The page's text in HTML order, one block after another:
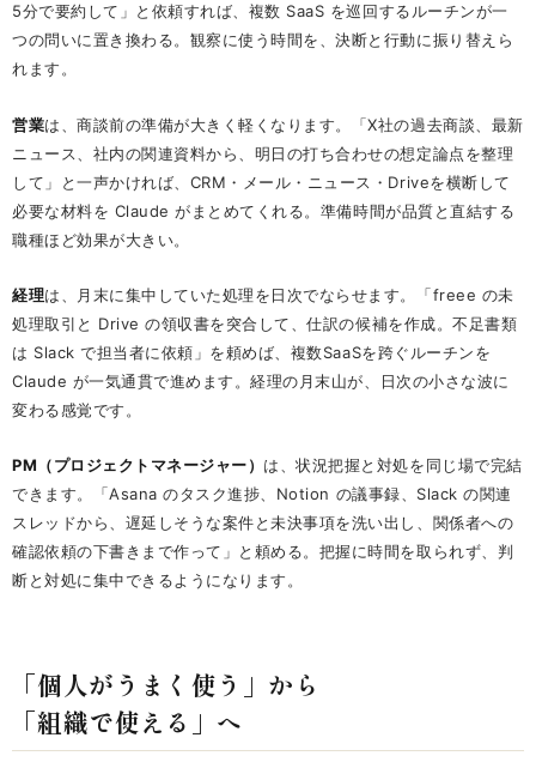
5分で要約して」と依頼すれば、複数 SaaS を巡回するルーチンが一
つの問いに置き換わる。観察に使う時間を、決断と行動に振り替えら
れます。
営業は、商談前の準備が大きく軽くなります。「X社の過去商談、最新
ニュース、社内の関連資料から、明日の打ち合わせの想定論点を整理
して」と一声かければ、CRM・メール・ニュース・Driveを横断して
必要な材料を Claude がまとめてくれる。準備時間が品質と直結する
職種ほど効果が大きい。
経理は、月末に集中していた処理を日次でならせます。「freee の未
処理取引と Drive の領収書を突合して、仕訳の候補を作成。不足書類
は Slack で担当者に依頼」を頼めば、複数SaaSを跨ぐルーチンを
Claude が一気通貫で進めます。経理の月末山が、日次の小さな波に
変わる感覚です。
PM（プロジェクトマネージャー） は、状況把握と対処を同じ場で完結
できます。「Asana のタスク進捗、Notion の議事録、Slack の関連
スレッドから、遅延しそうな案件と未決事項を洗い出し、関係者への
確認依頼の下書きまで作って」と頼める。把握に時間を取られず、判
断と対処に集中できるようになります。
「個人がうまく使う」から
「組織で使える」へ